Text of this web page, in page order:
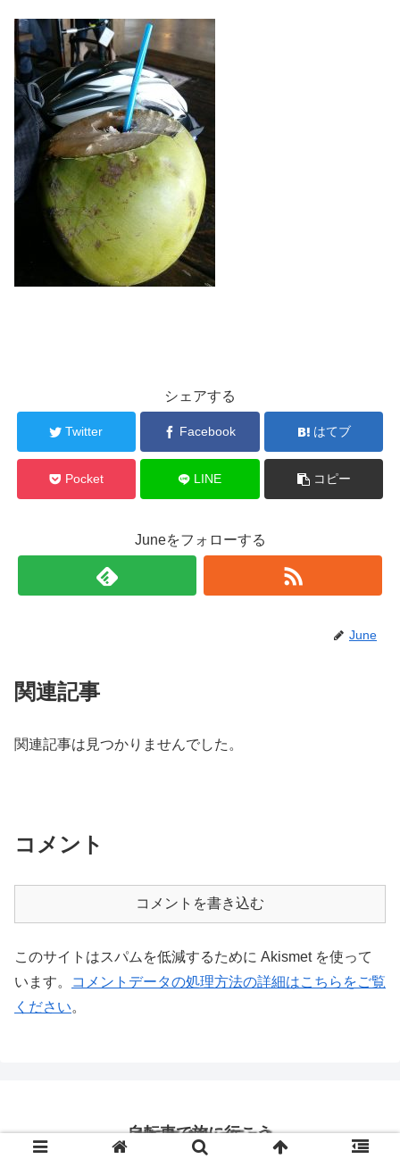
シェアする
Twitter Facebook はてブ
Pocket LINE コピー
Juneをフォローする
June
関連記事
関連記事は見つかりませんでした。
コメント
コメントを書き込む
このサイトはスパムを低減するために Akismet を使って
います。
コメントデータの処理方法の詳細はこちらをご覧
ください。
自転車で旅に行こう